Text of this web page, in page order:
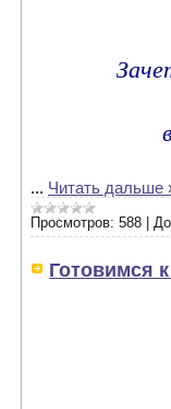
... Читать дальше
Просмотров: 588 |
Готовимся